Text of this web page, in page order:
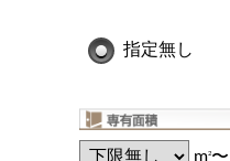
指定無し
m2〜